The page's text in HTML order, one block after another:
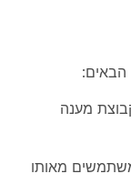
הבאים:
מענה
מאותו